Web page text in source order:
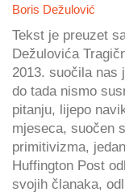
Boris Dežulović
Tekst je preuzet
Dežulovića
2013. suočila nas
do tada nismo
pitanju, lijepo
mjeseca, suočen
primitivizma,
Huffington Post
svojih članaka,